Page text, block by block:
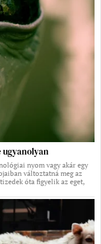
ugyanolyan
nyom vagy akár egy
változtatná meg az
óta figyelik az eget,